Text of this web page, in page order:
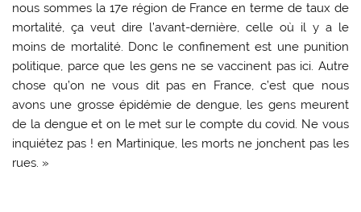
nous sommes la 17e région de France en terme de taux de
mortalité, ça veut dire l’avant-dernière, celle où il y a le
moins de mortalité. Donc le confinement est une punition
politique, parce que les gens ne se vaccinent pas ici. Autre
chose qu’on ne vous dit pas en France, c’est que nous
avons une grosse épidémie de dengue, les gens meurent
de la dengue et on le met sur le compte du covid. Ne vous
inquiétez pas ! en Martinique, les morts ne jonchent pas les
rues. »